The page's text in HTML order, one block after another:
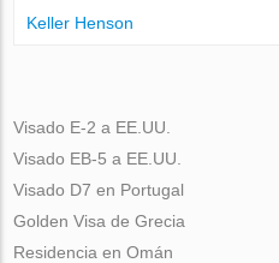
Keller Henson
Visado E-2 a EE.UU.
Visado EB-5 a EE.UU.
Visado D7 en Portugal
Golden Visa de Grecia
Residencia en Omán